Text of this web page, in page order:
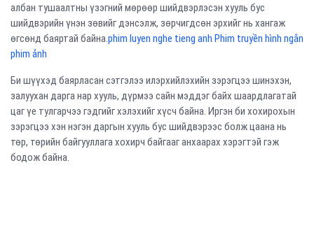
албан тушаалтны үзэгний мөрөөр шийдвэрлэсэн хууль бус
шийдвэрийн үнэн зөвийг дэнсэлж, зөрчигдсөн эрхийг нь хангаж
өгсөнд баяртай байна.phim luyen nghe tieng anh Phim truyền hình ngắn
phim ảnh
Би шүүхэд баярласан сэтгэлээ илэрхийлэхийн зэрэгцээ шинэхэн,
залуухан дарга нар хууль, дүрмээ сайн мэддэг байх шаардлагатай
цаг үе тулгарчээ гэдгийг хэлэхийг хүсч байна. Иргэн би хохирохын
зэрэгцээ хэн нэгэн даргын хууль бус шийдвэрээс болж цаана нь
төр, төрийн байгууллага хохирч байгааг анхаарах хэрэгтэй гэж
бодож байна.